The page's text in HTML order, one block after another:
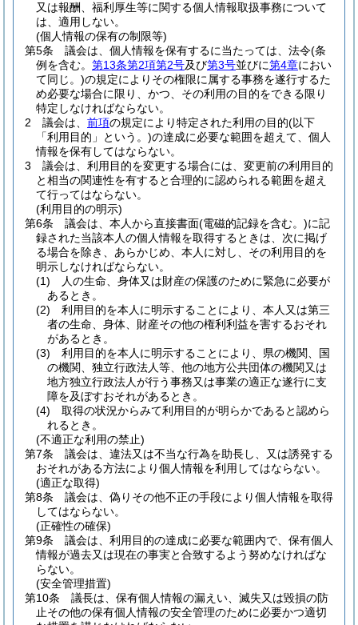
又は報酬、福利厚生等に関する個人情報取扱事務について
は、適用しない。
(個人情報の保有の制限等)
第5条
議会は、個人情報を保有するに当たっては、法令(条
例を含む。 第13条第2項第2号及び第3号並びに第4章におい
て同じ。)の規定によりその権限に属する事務を遂行するた
め必要な場合に限り、かつ、その利用の目的をできる限り
特定しなければならない。
2
議会は、 前項の規定により特定された利用の目的(以下
「利用目的」という。)の達成に必要な範囲を超えて、個人
情報を保有してはならない。
3
議会は、利用目的を変更する場合には、変更前の利用目的
と相当の関連性を有すると合理的に認められる範囲を超え
て行ってはならない。
(利用目的の明示)
第6条
議会は、本人から直接書面(電磁的記録を含む。)に記
録された当該本人の個人情報を取得するときは、次に掲げ
る場合を除き、あらかじめ、本人に対し、その利用目的を
明示しなければならない。
(1)
人の生命、身体又は財産の保護のために緊急に必要が
あるとき。
(2)
利用目的を本人に明示することにより、本人又は第三
者の生命、身体、財産その他の権利利益を害するおそれ
があるとき。
(3)
利用目的を本人に明示することにより、県の機関、国
の機関、独立行政法人等、他の地方公共団体の機関又は
地方独立行政法人が行う事務又は事業の適正な遂行に支
障を及ぼすおそれがあるとき。
(4)
取得の状況からみて利用目的が明らかであると認めら
れるとき。
(不適正な利用の禁止)
第7条
議会は、違法又は不当な行為を助長し、又は誘発する
おそれがある方法により個人情報を利用してはならない。
(適正な取得)
第8条
議会は、偽りその他不正の手段により個人情報を取得
してはならない。
(正確性の確保)
第9条
議会は、利用目的の達成に必要な範囲内で、保有個人
情報が過去又は現在の事実と合致するよう努めなければな
らない。
(安全管理措置)
第10条
議長は、保有個人情報の漏えい、滅失又は毀損の防
止その他の保有個人情報の安全管理のために必要かつ適切